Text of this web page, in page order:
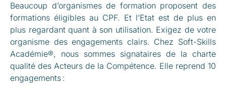
Beaucoup d’organismes de formation proposent des
formations éligibles au CPF. Et l’Etat est de plus en
plus regardant quant à son utilisation. Exigez de votre
organisme des engagements clairs. Chez Soft-Skills
Académie®, nous sommes signataires de la charte
qualité des Acteurs de la Compétence. Elle reprend 10
engagements :